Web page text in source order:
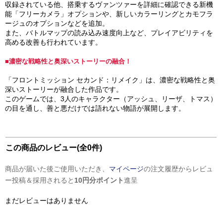
収録されている他、搭乗するヴァンツァーを詳細に確認できる新機
能「フリーカメラ」オプションや、新しいカラーリングとカモフラ
ージュのオプションなどを追加。
また、バトルマップの読み込み速度向上など、プレイアビリティを
高める改善も行われています。
■濃密な戦略性と奥深いストーリーの融合！
「フロントミッション セカンド：リメイク」は、濃密な戦略性と奥
深いストーリーが融合した作品です。
このゲームでは、3人のキャラクター（アッシュ、リーザ、トマス）
の目を通し、善と悪だけでは語れない物語が展開します。
この商品のレビュー(全0件)
商品が届いた後ご使用いただき、 マイページの注文履歴からレビュ
ー投稿＆採用されると 10円分ポイント進呈
まだレビューはありません